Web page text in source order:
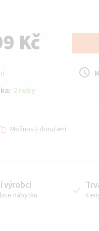
Kč
2 roky
Možnosti doručení
výrobci
nábytku